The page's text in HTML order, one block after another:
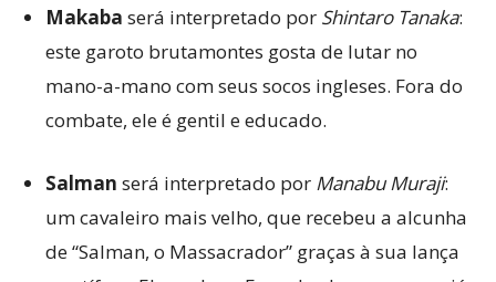
Makaba será interpretado por Shintaro Tanaka:
este garoto brutamontes gosta de lutar no
mano-a-mano com seus socos ingleses. Fora do
combate, ele é gentil e educado.
Salman será interpretado por Manabu Muraji:
um cavaleiro mais velho, que recebeu a alcunha
de “Salman, o Massacrador” graças à sua lança